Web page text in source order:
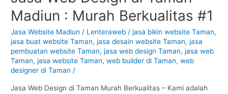
Madiun : Murah Berkualitas #1
Jasa Website Madiun / Lenteraweb/jasa bikin website Taman,
jasa buat website Taman,jasa desain website Taman,jasa
pembuatan website Taman,jasa web design Taman,jasa web
Taman,jasa website Taman,web builder di Taman,web
designer di Taman /
Jasa Web Design di Taman Murah Berkualitas – Kami adalah
Web
Design
Taman
–
Madiun
: